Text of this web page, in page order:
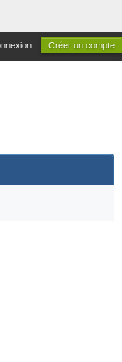
Créer un compte